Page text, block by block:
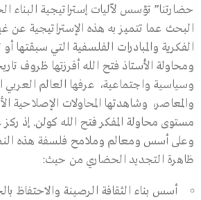
حضارتنا” تؤسس لآليات إستراتيجية البناء
البحث عما تتميز به هذه الإستراتيجية عن
الفكرية والمبادرات الفلسفية التي سبقتها
ومحاولة الأستاذ فتح الله أفرزتها ظروف
وسياسية واجتماعية، عرفها العالم العربي
والمعاصر، وشاهدتها المحاولات الإصلاحية
مستوى محاولة المفكر فتح الله كولن. إذ
وعلى أسس ومعالم وملامح فلسفة هذه
ظاهرة التجديد الحضاري من حيث:
أسس بناء الثقافة الرصينة والاحتفاظ